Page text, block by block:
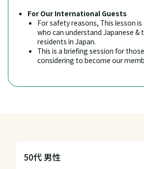
For Our International Guests
For safety reasons, This lesson
who can understand Japanese &
residents in Japan.
This is a briefing session for
considering to become our
50代 男性